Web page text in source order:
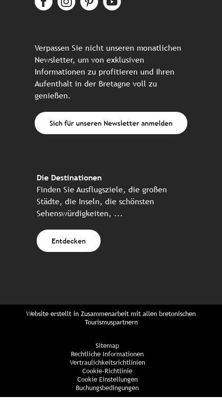
Verpassen Sie nicht unseren monatlichen
Newsletter, um von exklusiven
Informationen zu profitieren und Ihren
Aufenthalt in der Bretagne voll zu
genießen.
Sich für unseren Newsletter anmelden
Die Destinationen
Finden Sie Ausflugsziele, die großen
Städte, die Inseln, die schönsten
Sehenswürdigkeiten, ...
Entdecken
Website erstellt in Zusammenarbeit mit allen bretonischen
Tourismuspartnern
Sitemap
Rechtliche Informationen
Vertraulichkeitsrichtlinien
Cookie-Richtlinie
Cookie Einstellungen
Buchungsbedingungen